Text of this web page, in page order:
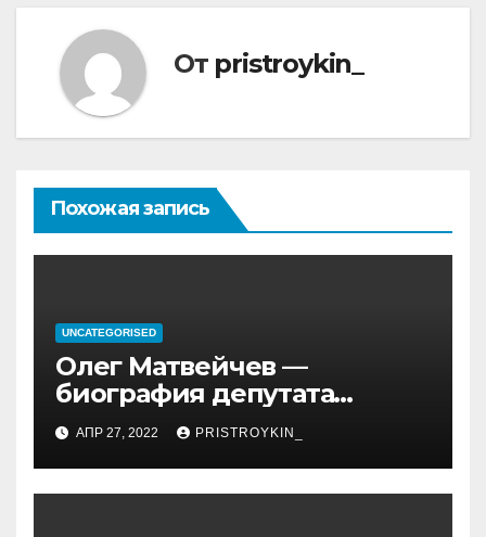
От pristroykin_
Похожая запись
UNCATEGORISED
Олег Матвейчев —
биография депутата
Госдумы, достижения и
политическая карьера
АПР 27, 2022 PRISTROYKIN_